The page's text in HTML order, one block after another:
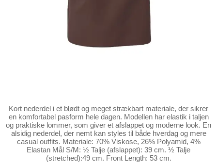
Kort nederdel i et blødt og meget strækbart materiale, der sikrer
en komfortabel pasform hele dagen. Modellen har elastik i taljen
og praktiske lommer, som giver et afslappet og moderne look. En
alsidig nederdel, der nemt kan styles til både hverdag og mere
casual outfits. Materiale: 70% Viskose, 26% Polyamid, 4%
Elastan Mål S/M: ½ Talje (afslappet): 39 cm. ½ Talje
(stretched):49 cm. Front Length: 53 cm.